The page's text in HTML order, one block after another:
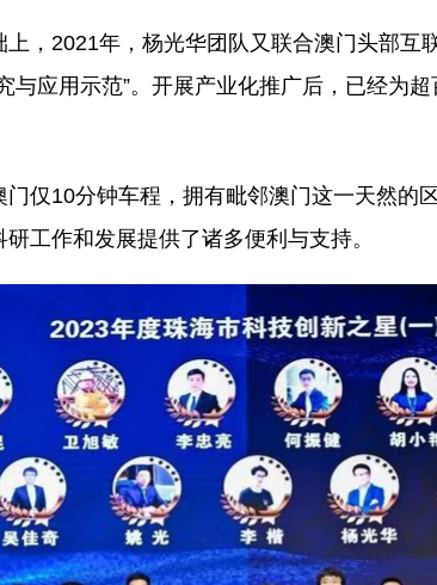
，2021年，杨光华团队又联合澳门头部互
应用示范”。开展产业化推广后，已经为
仅10分钟车程，拥有毗邻澳门这一天然的
工作和发展提供了诸多便利与支持。